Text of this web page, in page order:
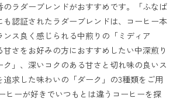
のラダーブレンドがおすすめです。「ふなば
も認証されたラダーブレンドは、コーヒー本
ス良く感じられる中煎りの「ミディア
甘さをお好みの方におすすめしたい中深煎り
ク」、深いコクのある甘さと切れ味の良いス
追求した味わいの「ダーク」の3種類をご用
ヒーが好きでいつもとは違うコーヒーを探